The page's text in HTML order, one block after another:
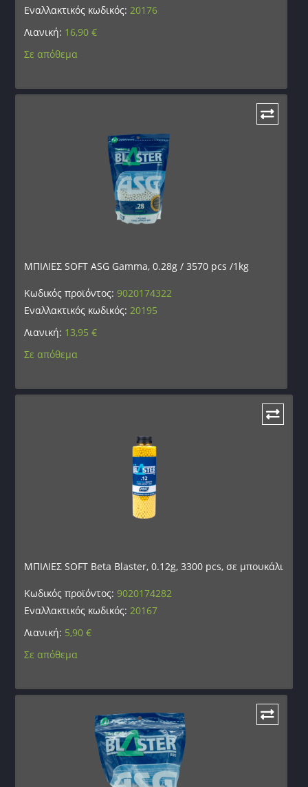
Εναλλακτικός κωδικός:20176
Λιανική: 16,90€
Σε απόθεμα
ΜΠΙΛΙΕΣ SOFT ASG Gamma, 0.28g / 3570 pcs /1kg
Κωδικός προϊόντος:9020174322
Εναλλακτικός κωδικός:20195
Λιανική: 13,95€
Σε απόθεμα
ΜΠΙΛΙΕΣ SOFT Beta Blaster, 0.12g, 3300 pcs, σε μπουκάλι
Κωδικός προϊόντος:9020174282
Εναλλακτικός κωδικός:20167
Λιανική: 5,90€
Σε απόθεμα